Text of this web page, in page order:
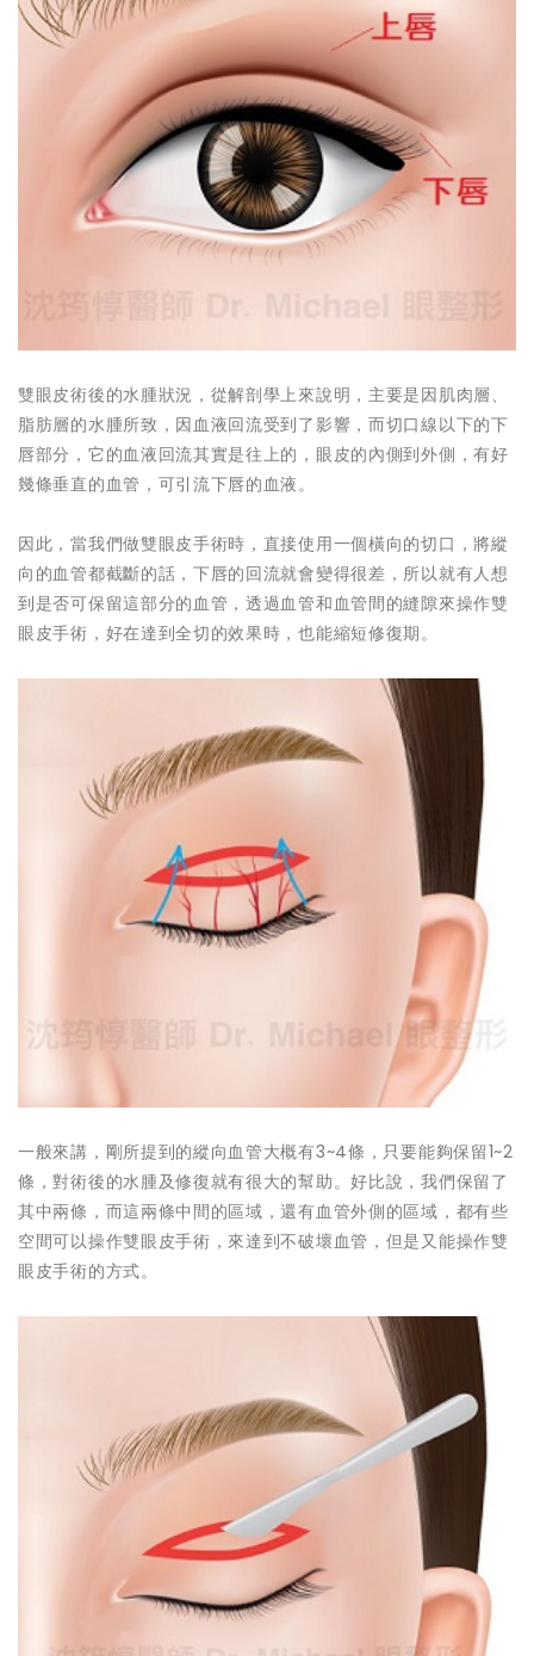
雙眼皮術後的水腫狀況，從解剖學上來說明，主要是因肌肉層、
脂肪層的水腫所致，因血液回流受到了影響，而切口線以下的下
唇部分，它的血液回流其實是往上的，眼皮的內側到外側，有好
幾條垂直的血管，可引流下唇的血液。
因此，當我們做雙眼皮手術時，直接使用一個橫向的切口，將縱
向的血管都截斷的話，下唇的回流就會變得很差，所以就有人想
到是否可保留這部分的血管，透過血管和血管間的縫隙來操作雙
眼皮手術，好在達到全切的效果時，也能縮短修復期。
一般來講，剛所提到的縱向血管大概有3~4條，只要能夠保留1~2
條，對術後的水腫及修復就有很大的幫助。好比說，我們保留了
其中兩條，而這兩條中間的區域，還有血管外側的區域，都有些
空間可以操作雙眼皮手術，來達到不破壞血管，但是又能操作雙
眼皮手術的方式。